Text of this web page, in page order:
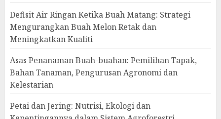
Defisit Air Ringan Ketika Buah Matang: Strategi
Mengurangkan Buah Melon Retak dan
Meningkatkan Kualiti
Asas Penanaman Buah-buahan: Pemilihan Tapak,
Bahan Tanaman, Pengurusan Agronomi dan
Kelestarian
Petai dan Jering: Nutrisi, Ekologi dan